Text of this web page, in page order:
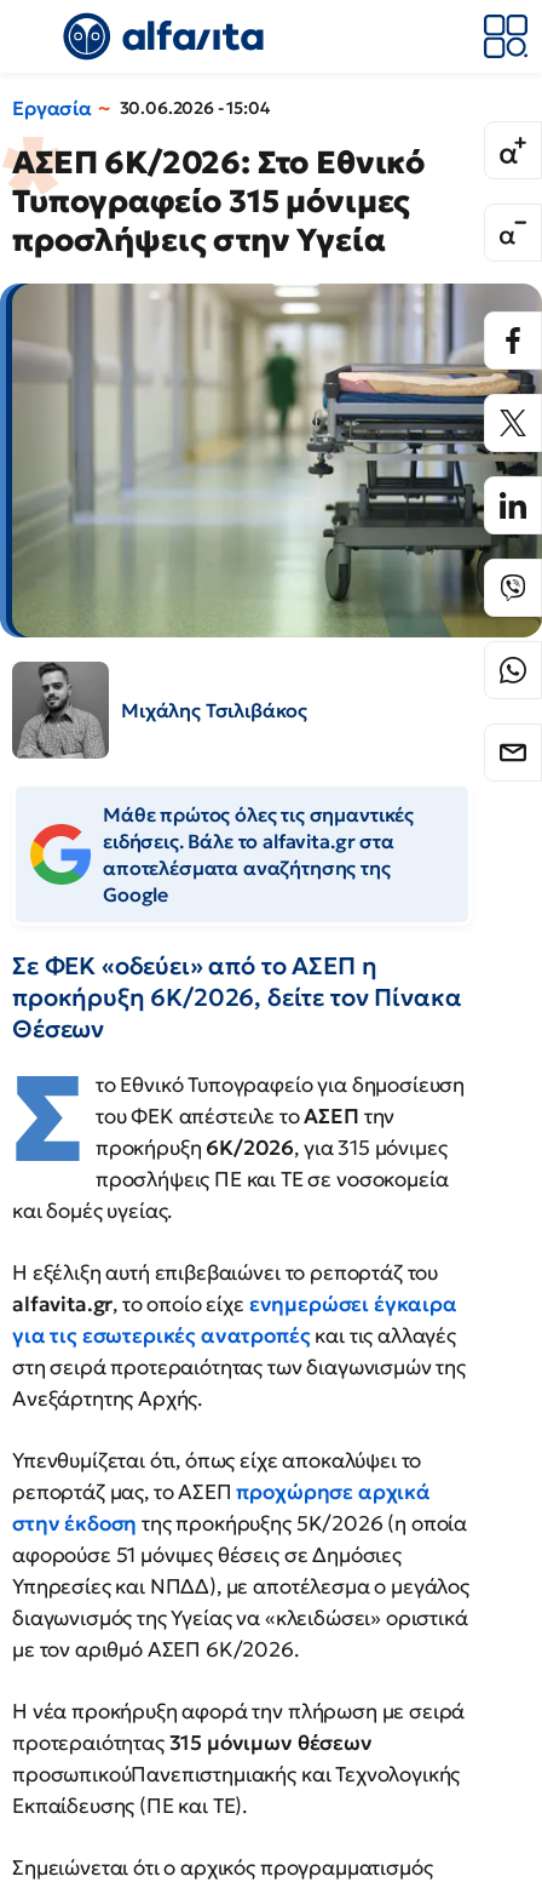
Εργασία 30.06.2026 - 15:04
ΑΣΕΠ 6Κ/2026: Στο Εθνικό
Τυπογραφείο 315 μόνιμες
προσλήψεις στην Υγεία
Μιχάλης Τσιλιβάκος
Μάθε πρώτος όλες τις σημαντικές
ειδήσεις. Βάλε το alfavita.gr στα
αποτελέσματα αναζήτησης της
Google
Σε ΦΕΚ «οδεύει» από το ΑΣΕΠ η
προκήρυξη 6Κ/2026, δείτε τον Πίνακα
Θέσεων
Σ το Εθνικό Τυπογραφείο για δημοσίευση
του ΦΕΚ απέστειλε τοΑΣΕΠ την
προκήρυξη 6Κ/2026, για 315 μόνιμες
προσλήψεις ΠΕ και ΤΕ σε νοσοκομεία
και δομές υγείας.
Η εξέλιξη αυτή επιβεβαιώνει το ρεπορτάζτου
alfavita.gr, το οποίο είχε ενημερώσει έγκαιρα
για τις εσωτερικές ανατροπέςκαι τις αλλαγές
στη σειρά προτεραιότητας των διαγωνισμών της
Ανεξάρτητης Αρχής.
Υπενθυμίζεται ότι, όπως είχε αποκαλύψει το
ρεπορτάζ μας, το ΑΣΕΠπροχώρησε αρχικά
στην έκδοση της προκήρυξης 5Κ/2026 (η οποία
αφορούσε 51 μόνιμες θέσεις σε Δημόσιες
Υπηρεσίες και ΝΠΔΔ), με αποτέλεσμα ο μεγάλος
διαγωνισμός της Υγείας να «κλειδώσει» οριστικά
με τον αριθμό ΑΣΕΠ 6Κ/2026.
Η νέα προκήρυξη αφορά την πλήρωση με σειρά
προτεραιότητας315 μόνιμων θέσεων
προσωπικούΠανεπιστημιακής και Τεχνολογικής
Εκπαίδευσης (ΠΕ και ΤΕ).
Σημειώνεται ότι ο αρχικός προγραμματισμός